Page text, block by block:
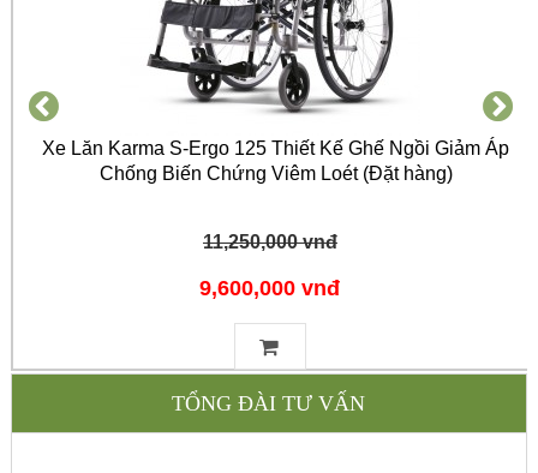
Xe Lăn Karma S-Ergo 125 Thiết Kế Ghế Ngồi Giảm Áp
Chống Biến Chứng Viêm Loét (Đặt hàng)
11,250,000 vnđ
9,600,000 vnđ
TỔNG ĐÀI TƯ VẤN